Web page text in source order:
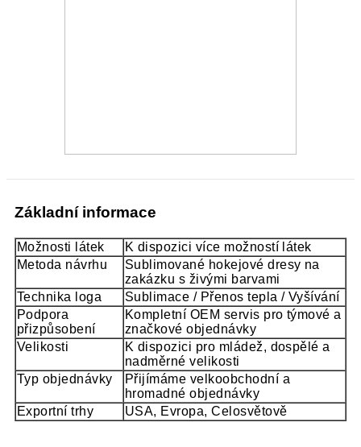
Základní informace
Možnosti látek
K dispozici více možností látek
Metoda návrhu
Sublimované hokejové dresy na
zakázku s živými barvami
Technika loga
Sublimace / Přenos tepla / Vyšívání
Podpora
přizpůsobení
Kompletní OEM servis pro týmové a
značkové objednávky
Velikosti
K dispozici pro mládež, dospělé a
nadměrné velikosti
Typ objednávky
Přijímáme velkoobchodní a
hromadné objednávky
Exportní trhy
USA, Evropa, Celosvětově